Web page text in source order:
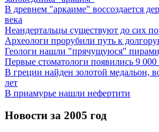
В древнем "аркаиме" воссоздается
века
Неандертальцы существуют до сих
Археологи прорубили путь к
Геологи нашли "прячущуюся"
Первые стоматологи появились 9 000
В греции найден золотой медальон,
лет
В приамурье нашли нефертити
Новости за 2005 год